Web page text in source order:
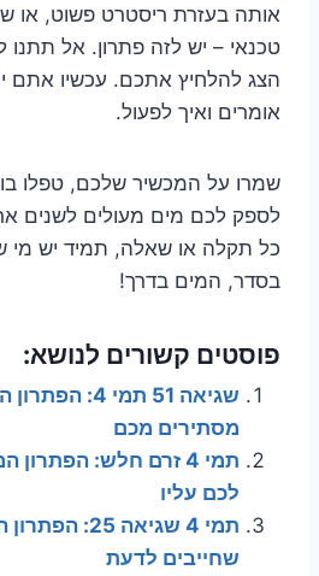
אותה בעזרת ריסטרט פשוט, או
טכנאי – יש לזה פתרון. אל
הצג להלחיץ אתכם. עכשיו אתם
אומרים ואיך לפעול.
שמרו על המכשיר שלכם, טפלו בו
לספק לכם מים מעולים לשנים
כל תקלה או שאלה, תמיד יש מי
בסדר, המים בדרך!
פוסטים קשורים לנושא:
שגיאה 51 תמי
מסתירים מכם
תמי 4 זרם חלש:
לכם עליו
תמי 4 שגיאה
שחייבים לדעת